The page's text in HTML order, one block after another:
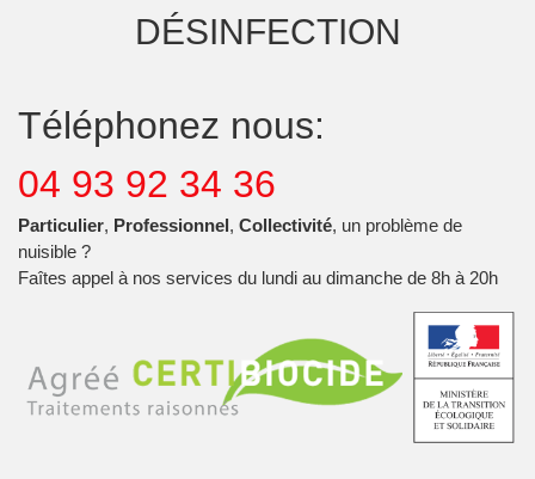
DÉSINFECTION
Téléphonez nous:
04 93 92 34 36
Particulier, Professionnel, Collectivité, un problème de
nuisible ?
Faîtes appel à nos services du lundi au dimanche de 8h à 20h